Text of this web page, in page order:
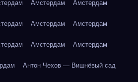
Амстердам Амстердам
Амстердам Амстердам
Амстердам Амстердам
Антон Чехов — Вишнёвый сад